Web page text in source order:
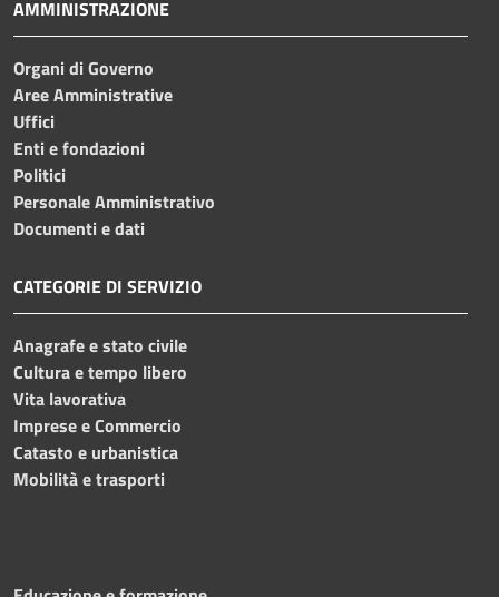
AMMINISTRAZIONE
Organi di Governo
Aree Amministrative
Uffici
Enti e fondazioni
Politici
Personale Amministrativo
Documenti e dati
CATEGORIE DI SERVIZIO
Anagrafe e stato civile
Cultura e tempo libero
Vita lavorativa
Imprese e Commercio
Catasto e urbanistica
Mobilità e trasporti